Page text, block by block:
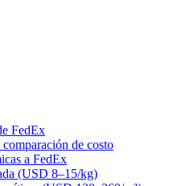
FedEx
de costo
a FedEx
(USD 8–15/kg)